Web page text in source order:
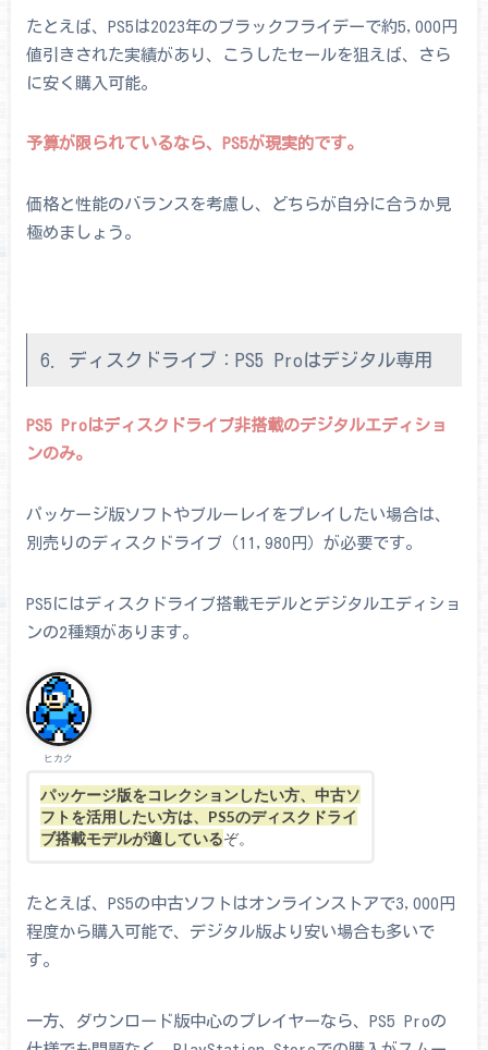
たとえば、PS5は2023年のブラックフライデーで約5,000円
値引きされた実績があり、こうしたセールを狙えば、さら
に安く購入可能。
予算が限られているなら、PS5が現実的です。
価格と性能のバランスを考慮し、どちらが自分に合うか見
極めましょう。
6. ディスクドライブ：PS5 Proはデジタル専用
PS5 Proはディスクドライブ非搭載のデジタルエディショ
ンのみ。
パッケージ版ソフトやブルーレイをプレイしたい場合は、
別売りのディスクドライブ（11,980円）が必要です。
PS5にはディスクドライブ搭載モデルとデジタルエディショ
ンの2種類があります。
ヒカク
パッケージ版をコレクションしたい方、中古ソ
フトを活用したい方は、PS5のディスクドライ
ブ搭載モデルが適しているぞ。
たとえば、PS5の中古ソフトはオンラインストアで3,000円
程度から購入可能で、デジタル版より安い場合も多いで
す。
一方、ダウンロード版中心のプレイヤーなら、PS5 Proの